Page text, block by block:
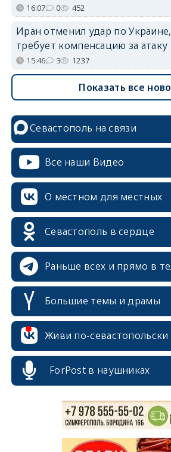
16:07 0 452
Иран отменил удар по
требует компенсацию за атаку
15:46 3 1237
Показать все
Севастополь на связи
Все наши Видео
О местном для местных
Севастополь в сердце
Раньше всех и прямо в
Большие темы и драмы
Живи по-севастопольски
ForPost в наушниках